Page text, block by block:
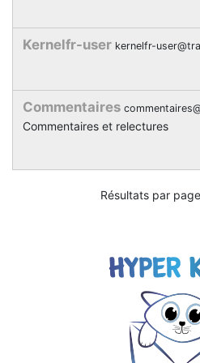
Kernelfr-user kernelfr-
Commentaires
Commentaires et relectures
Résultats par